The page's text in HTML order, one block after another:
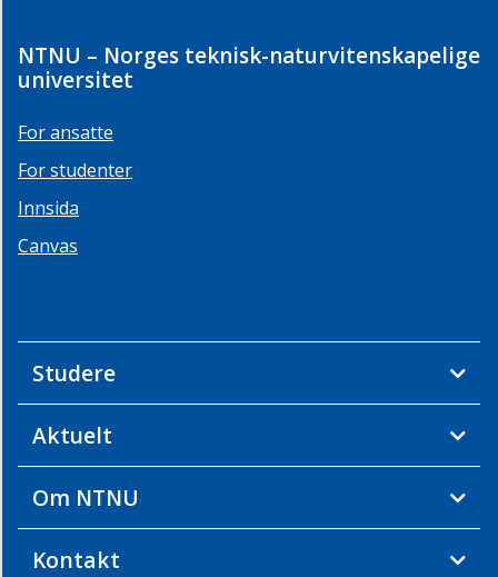
NTNU – Norges teknisk-naturvitenskapelige
universitet
For ansatte
For studenter
Innsida
Canvas
Studere
Aktuelt
Om NTNU
Kontakt